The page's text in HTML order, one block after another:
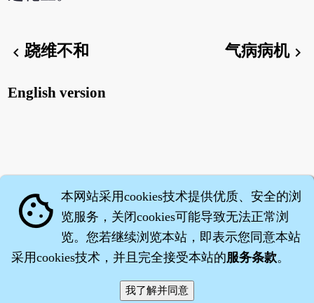
chevron_left跷维不和 气病病机chevron_right
English version
·沈药子©2008～2026
cookie 本网站采用cookies技术提供优质、安全的浏
览服务，关闭cookies可能导致无法正常浏
览。您若继续浏览本站，即表示您同意本站
采用cookies技术，并且完全接受本站的服务条款。